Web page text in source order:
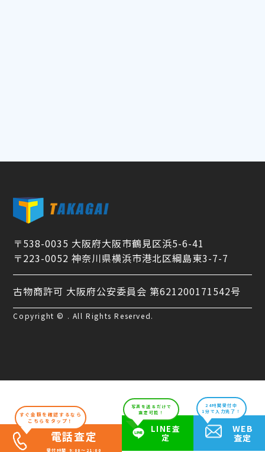
〒538-0035 大阪府大阪市鶴見区浜5-6-41
〒223-0052 神奈川県横浜市港北区綱島東3-7-7
古物商許可 大阪府公安委員会 第621200171542号
Copyright © . All Rights Reserved.
すぐ金額を確認するなら
こちらをタップ！
電話査定
受付時間 9:00～21:00
写真を送るだけで
査定可能！
LINE査
定
24時間受付中
1分で入力完了！
WEB
査定